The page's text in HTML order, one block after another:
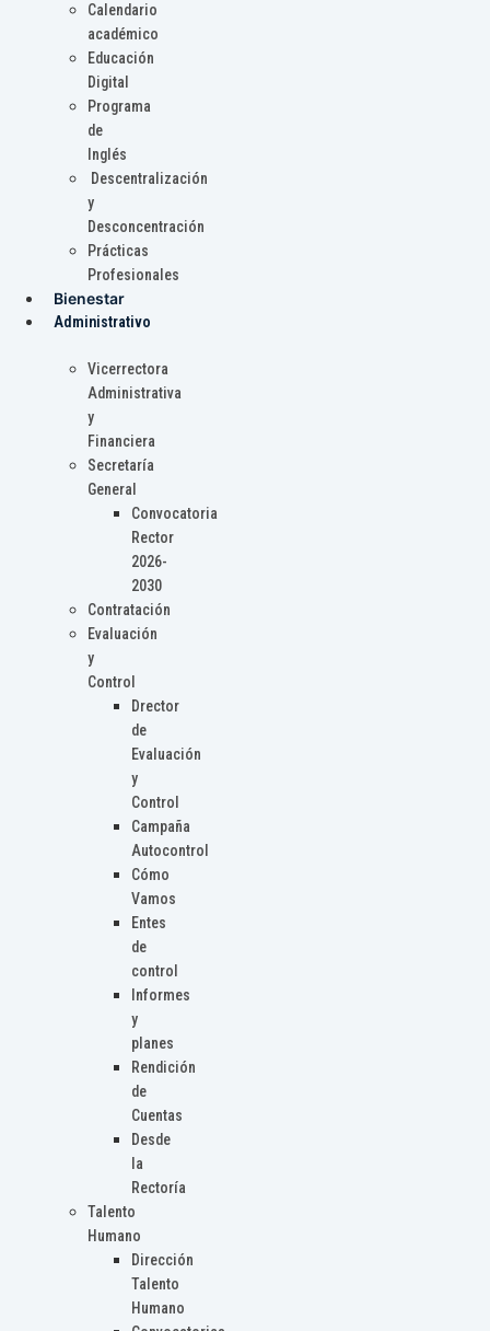
Calendario
académico
Educación
Digital
Programa
de
Inglés
Descentralización
y
Desconcentración
Prácticas
Profesionales
Bienestar
Administrativo
Vicerrectora
Administrativa
y
Financiera
Secretaría
General
Convocatoria
Rector
2026-
2030
Contratación
Evaluación
y
Control
Drector
de
Evaluación
y
Control
Campaña
Autocontrol
Cómo
Vamos
Entes
de
control
Informes
y
planes
Rendición
de
Cuentas
Desde
la
Rectoría
Talento
Humano
Dirección
Talento
Humano